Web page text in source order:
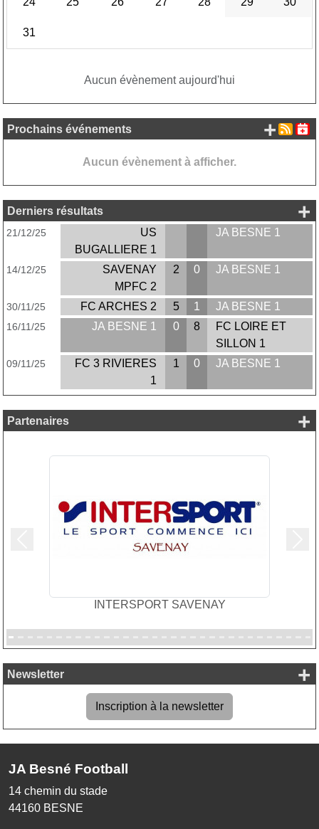
31
Aucun évènement aujourd'hui
Prochains événements
Aucun évènement à afficher.
+
Derniers résultats
21/12/25
US
BUGALLIERE 1
JA BESNE 1
14/12/25
SAVENAY
MPFC 2
2 0 JA BESNE 1
30/11/25 FC ARCHES 2 5 1 JA BESNE 1
16/11/25 JA BESNE 1 0 8
FC LOIRE ET
SILLON 1
09/11/25
FC 3 RIVIERES
1
1 0 JA BESNE 1
+
Partenaires
INTERSPORT SAVENAY
+
Newsletter
Inscription à la newsletter
+
JA Besné Football
14 chemin du stade
44160 BESNE